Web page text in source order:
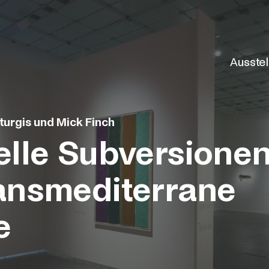
und Mick Finch